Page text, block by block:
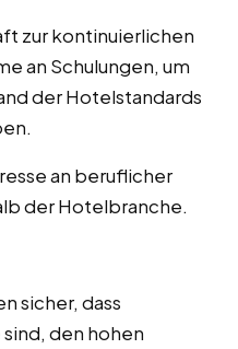
zur kontinuierlichen
an Schulungen, um
der Hotelstandards
an beruflicher
der Hotelbranche.
sicher, dass
den hohen